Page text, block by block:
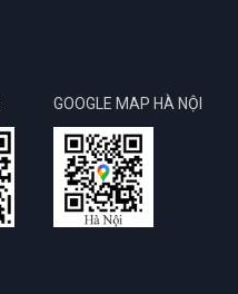
GOOGLE MAP HÀ NỘI